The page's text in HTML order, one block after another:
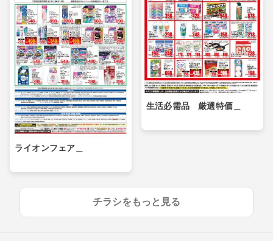
ライオンフェア＿
生活必需品 厳選特価＿
チラシをもっと見る